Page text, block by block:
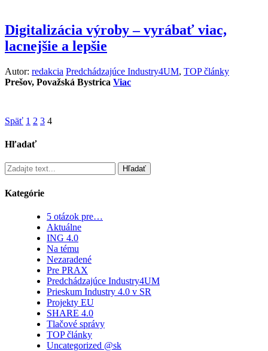
Digitalizácia výroby – vyrábať viac,
lacnejšie a lepšie
Autor: redakcia Predchádzajúce Industry4UM, TOP články
Prešov, Považská Bystrica Viac
Späť 1 2 3 4
Hľadať
Hľadať
Kategórie
5 otázok pre…
Aktuálne
ING 4.0
Na tému
Nezaradené
Pre PRAX
Predchádzajúce Industry4UM
Prieskum Industry 4.0 v SR
Projekty EU
SHARE 4.0
Tlačové správy
TOP články
Uncategorized @sk